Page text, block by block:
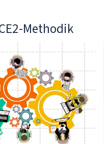
Methodik